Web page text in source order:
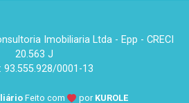
Imobiliaria Ltda - Epp - CRECI
20.563 J
93.555.928/0001-13
Feito com por KUROLE